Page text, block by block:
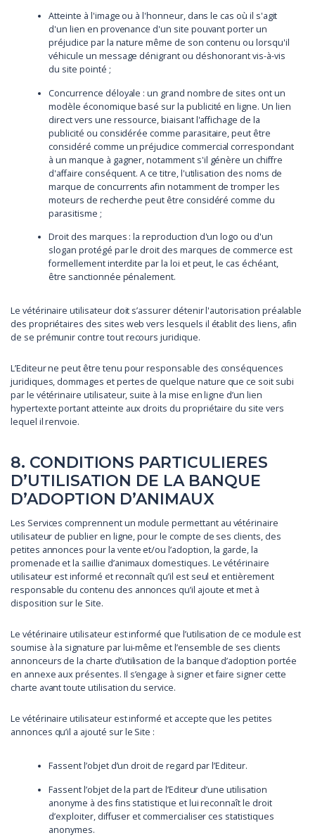
Atteinte à l'image ou à l'honneur, dans le cas où il s'agit
d'un lien en provenance d'un site pouvant porter un
préjudice par la nature même de son contenu ou lorsqu'il
véhicule un message dénigrant ou déshonorant vis-à-vis
du site pointé ;
Concurrence déloyale : un grand nombre de sites ont un
modèle économique basé sur la publicité en ligne. Un lien
direct vers une ressource, biaisant l'affichage de la
publicité ou considérée comme parasitaire, peut être
considéré comme un préjudice commercial correspondant
à un manque à gagner, notamment s'il génère un chiffre
d'affaire conséquent. A ce titre, l'utilisation des noms de
marque de concurrents afin notamment de tromper les
moteurs de recherche peut être considéré comme du
parasitisme ;
Droit des marques : la reproduction d'un logo ou d'un
slogan protégé par le droit des marques de commerce est
formellement interdite par la loi et peut, le cas échéant,
être sanctionnée pénalement.
Le vétérinaire utilisateur doit s’assurer détenir l'autorisation préalable
des propriétaires des sites web vers lesquels il établit des liens, afin
de se prémunir contre tout recours juridique.
L’Editeur ne peut être tenu pour responsable des conséquences
juridiques, dommages et pertes de quelque nature que ce soit subi
par le vétérinaire utilisateur, suite à la mise en ligne d’un lien
hypertexte portant atteinte aux droits du propriétaire du site vers
lequel il renvoie.
8. CONDITIONS PARTICULIERES
D’UTILISATION DE LA BANQUE
D’ADOPTION D’ANIMAUX
Les Services comprennent un module permettant au vétérinaire
utilisateur de publier en ligne, pour le compte de ses clients, des
petites annonces pour la vente et/ou l’adoption, la garde, la
promenade et la saillie d’animaux domestiques. Le vétérinaire
utilisateur est informé et reconnaît qu’il est seul et entièrement
responsable du contenu des annonces qu’il ajoute et met à
disposition sur le Site.
Le vétérinaire utilisateur est informé que l’utilisation de ce module est
soumise à la signature par lui-même et l’ensemble de ses clients
annonceurs de la charte d’utilisation de la banque d’adoption portée
en annexe aux présentes. Il s’engage à signer et faire signer cette
charte avant toute utilisation du service.
Le vétérinaire utilisateur est informé et accepte que les petites
annonces qu’il a ajouté sur le Site :
Fassent l’objet d’un droit de regard par l’Editeur.
Fassent l’objet de la part de l’Editeur d’une utilisation
anonyme à des fins statistique et lui reconnaît le droit
d’exploiter, diffuser et commercialiser ces statistiques
anonymes.